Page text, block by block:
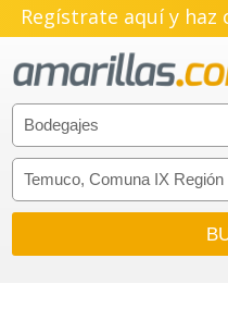
Regístrate aquí y haz